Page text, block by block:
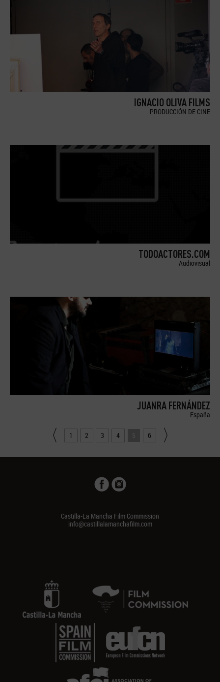
IGNACIO OLIVA FILMS
PRODUCCIÓN DE CINE
TODOACTORES.COM
Audiovisual
JUANRA FERNÁNDEZ
España
1 2 3 4 5 6
Castilla-La Mancha Film Commission
info@castillalamanchafilm.com